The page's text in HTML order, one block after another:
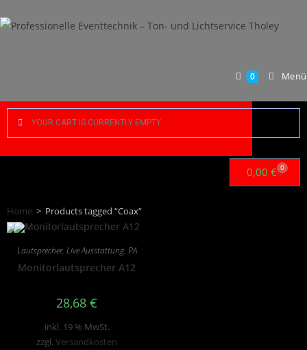
0 Menü
YOUR CART IS CURRENTLY EMPTY.
0,00 € 0
Home > Products tagged “Coax”
Lautsprecher, Live Ausstattung, PA
Monitorlautsprecher A12
28,68 €
inkl. 19 % MwSt.
zzgl.Versandkosten